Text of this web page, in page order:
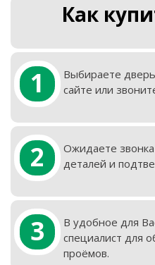
Как
1 Выбираете
сайте или
2
Ожидаете
деталей и
3
В удобное для
специалист для
проёмов.